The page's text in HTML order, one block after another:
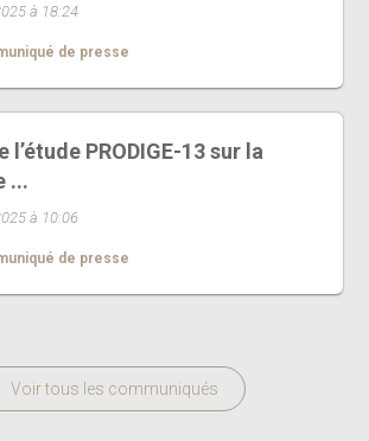
à 18:24
de presse
l’étude PRODIGE-13 sur la
...
à 10:06
de presse
Voir tous les communiqués